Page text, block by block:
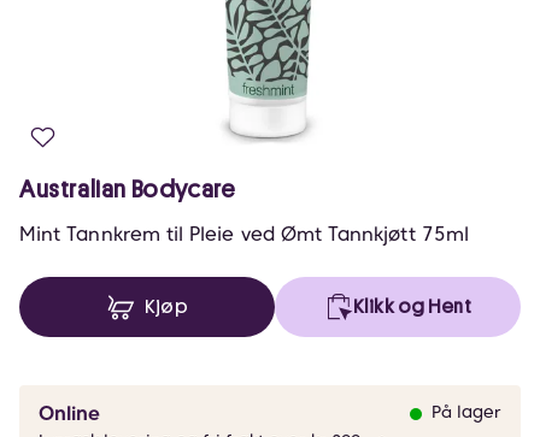
Australian Bodycare
Mint Tannkrem til Pleie ved Ømt Tannkjøtt 75ml
Kjøp Klikk og Hent
Online
På lager